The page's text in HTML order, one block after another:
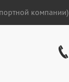
компании)